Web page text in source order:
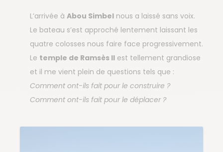
L’arrivée à Abou Simbel nous a laissé sans voix.
Le bateau s’est approché lentement laissant les
quatre colosses nous faire face progressivement.
Le temple de Ramsès II est tellement grandiose
et il me vient plein de questions tels que :
Comment ont-ils fait pour le construire ?
Comment ont-ils fait pour le déplacer ?